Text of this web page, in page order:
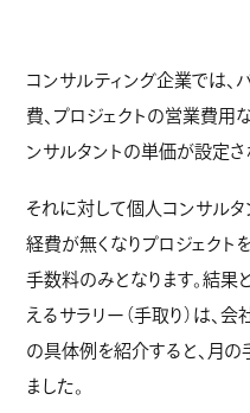
コンサルティング企業では、
費、プロジェクトの営業費用
ンサルタントの単価が設定さ
それに対して個人コンサル
経費が無くなりプロジェクト
手数料のみとなります。結果
えるサラリー（手取り）は、
の具体例を紹介すると、月
ました。